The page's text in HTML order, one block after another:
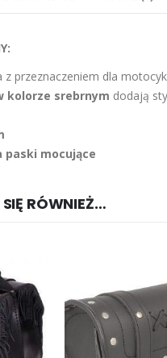
z przeznaczeniem dla
kolorze srebrnym dodają
paski mocujące
RÓWNIEŻ…